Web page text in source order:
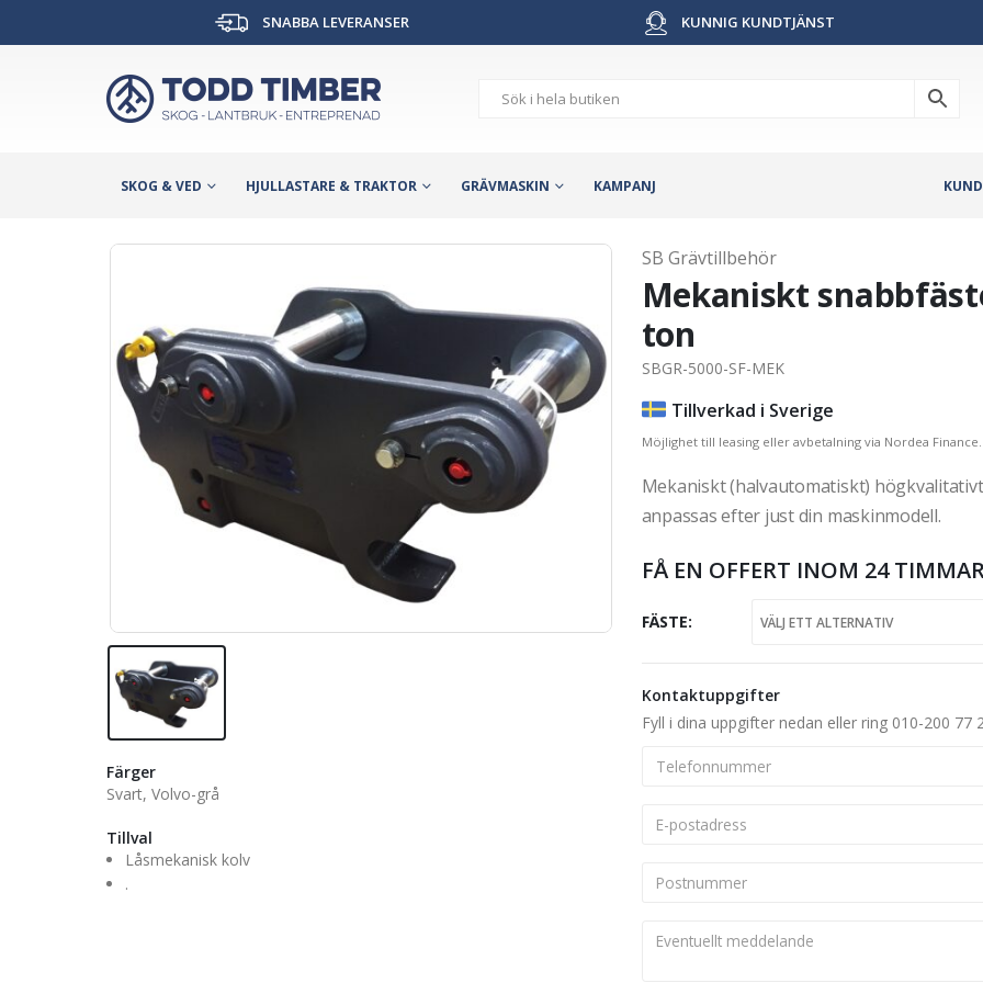
SNABBA LEVERANSER KUNNIG KUNDTJÄNST
SKOG & VED HJULLASTARE & TRAKTOR GRÄVMASKIN KAMPANJ
Färger
Svart, Volvo-grå
Tillval
Låsmekanisk kolv
.
SB Grävtillbehör
Mekaniskt
ton
SBGR-5000-SF-MEK
Tillverkad i Sverige
Möjlighet till leasing eller avbetalning via Nordea Finance.
Mekaniskt (halvautomatiskt)
anpassas efter just din maskinmodell.
FÅ EN OFFERT INOM 24
FÄSTE
Kontaktuppgifter
Fyll i dina uppgifter nedan eller ring 010-200 77